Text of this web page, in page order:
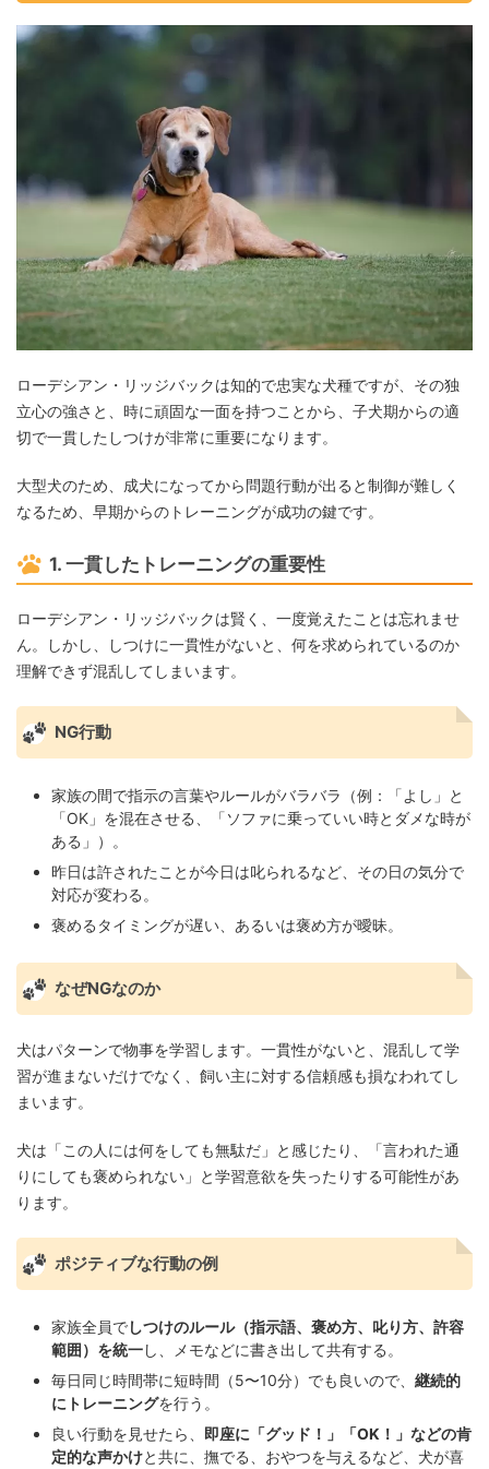
ローデシアン・リッジバックは知的で忠実な犬種ですが、その独
立心の強さと、時に頑固な一面を持つことから、子犬期からの適
切で一貫したしつけが非常に重要になります。
大型犬のため、成犬になってから問題行動が出ると制御が難しく
なるため、早期からのトレーニングが成功の鍵です。
1. 一貫したトレーニングの重要性
ローデシアン・リッジバックは賢く、一度覚えたことは忘れませ
ん。しかし、しつけに一貫性がないと、何を求められているのか
理解できず混乱してしまいます。
NG行動
家族の間で指示の言葉やルールがバラバラ（例：「よし」と
「OK」を混在させる、「ソファに乗っていい時とダメな時が
ある」）。
昨日は許されたことが今日は叱られるなど、その日の気分で
対応が変わる。
褒めるタイミングが遅い、あるいは褒め方が曖昧。
なぜNGなのか
犬はパターンで物事を学習します。一貫性がないと、混乱して学
習が進まないだけでなく、飼い主に対する信頼感も損なわれてし
まいます。
犬は「この人には何をしても無駄だ」と感じたり、「言われた通
りにしても褒められない」と学習意欲を失ったりする可能性があ
ります。
ポジティブな行動の例
家族全員でしつけのルール（指示語、褒め方、叱り方、許容
範囲）を統一し、メモなどに書き出して共有する。
毎日同じ時間帯に短時間（5〜10分）でも良いので、 継続的
にトレーニングを行う。
良い行動を見せたら、 即座に「グッド！」「OK！」などの肯
定的な声かけと共に、撫でる、おやつを与えるなど、犬が喜